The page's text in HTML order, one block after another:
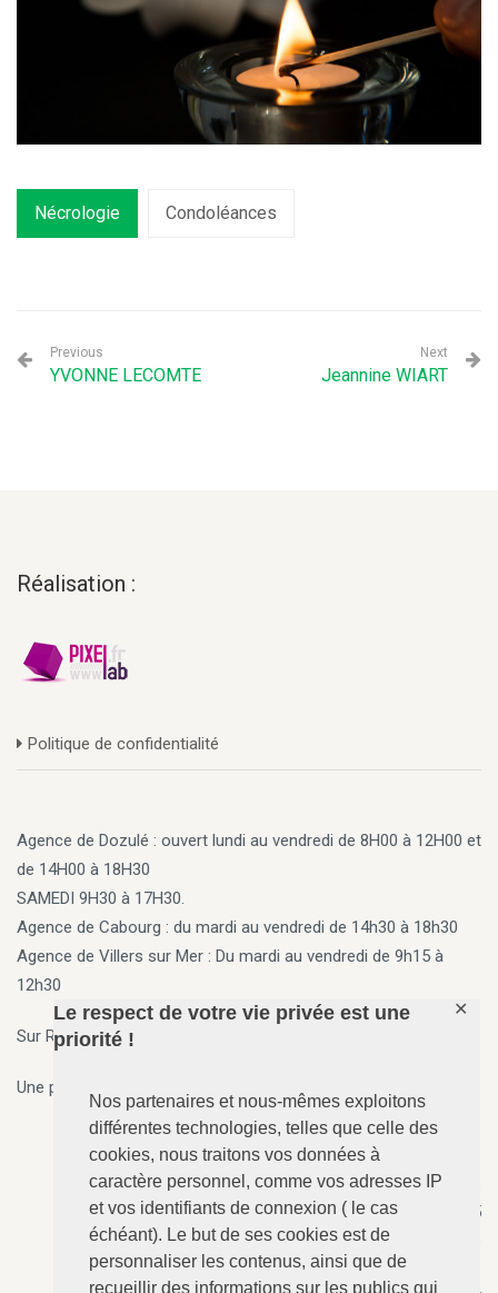
Le respect de votre vie privée est une
priorité !
Nos partenaires et nous-mêmes exploitons
différentes technologies, telles que celle des
cookies, nous traitons vos données à
caractère personnel, comme vos adresses IP
et vos identifiants de connexion ( le cas
échéant). Le but de ses cookies est de
personnaliser les contenus, ainsi que de
recueillir des informations sur les publics qui
✕
Nécrologie Condoléances
Previous
YVONNE LECOMTE
Next
Jeannine WIART
Réalisation :
Politique de confidentialité
Agence de Dozulé : ouvert lundi au vendredi de 8H00 à 12H00 et
de 14H00 à 18H30
SAMEDI 9H30 à 17H30.
Agence de Cabourg : du mardi au vendredi de 14h30 à 18h30
Agence de Villers sur Mer : Du mardi au vendredi de 9h15 à
12h30
Sur Rendez vous en dehors des horaires ci-dessus
Une permanence 7j/7, 24h/24 est assurée par téléphone.
ANGERVILLE-Dozulé: 02.31.73.73.76
N°157 - Le Calvaire, RD 675
14430 ANGERVILLE-Dozulé